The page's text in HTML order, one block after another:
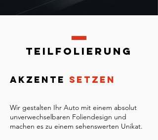
TEILFOLIERUNG
AKZENTE SETZEN
Wir gestalten Ihr Auto mit einem absolut
unverwechselbaren Foliendesign und
machen es zu einem sehenswerten Unikat.